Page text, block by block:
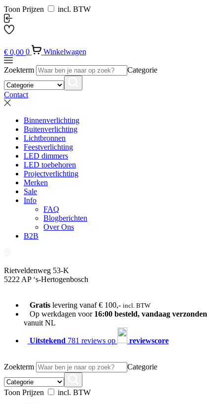
Toon Prijzen incl. BTW
€ 0,00 0 Winkelwagen
Zoekterm Categorie
Contact
Binnenverlichting
Buitenverlichting
Lichtbronnen
Feestverlichting
LED dimmers
LED toebehoren
Projectverlichting
Merken
Sale
Info
FAQ
Blogberichten
Over Ons
B2B
Rietveldenweg 53-K
5222 AP ‘s-Hertogenbosch
Gratislevering vanaf € 100,- incl. BTW
Op werkdagen voor 16:00 besteld, vandaag verzonden
vanuit NL
Uitstekend 781 reviews op reviewscore
Zoekterm Categorie
Toon Prijzen
incl. BTW